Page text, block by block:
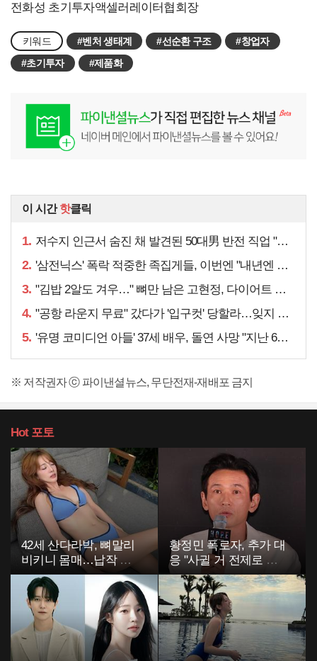
전화성 초기투자액셀러레이터협회장
키워드 #벤처 생태계 #선순환 구조
#창업자
#초기투자
#제품화
이 시간핫클릭
1. 저수지 인근서 숨진 채 발견된 50대男 반전 직업 "얼마 전…"
2. '삼전닉스' 폭락 적중한 족집게들, 이번엔 "내년엔 더욱…"
3. "김밥 2알도 겨우…" 뼈만 남은 고현정, 다이어트 아니라
4. "공항 라운지 무료" 갔다가 '입구컷' 당할라…잊지 말아야 할 것
5. '유명 코미디언 아들' 37세 배우, 돌연 사망 "지난 6월에도…"
※ 저작권자 ⓒ 파이낸셜뉴스, 무단전재-재배포 금지
Hot포토
42세 산다라박, 뼈말리
비키니 몸매…납작 복
부에 깜짝
황정민 폭로자, 추가 대
응 "사귈 거 전제로 하
고…"